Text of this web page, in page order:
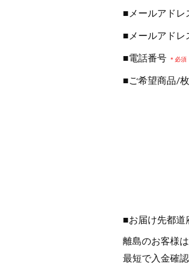
■メールアドレ
■メールアドレ
■電話番号 ＊必須
■ご希望商品/
■お届け先都道
離島のお客様
最短で入金確